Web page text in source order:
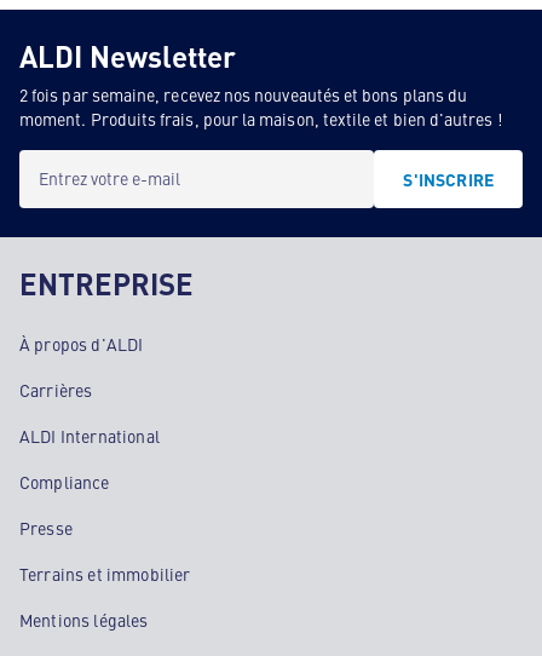
ALDI Newsletter
2 fois par semaine, recevez nos nouveautés et bons plans du
moment. Produits frais, pour la maison, textile et bien d'autres !
Entrez votre e-mail S'INSCRIRE
ENTREPRISE
À propos d'ALDI
Carrières
ALDI International
Compliance
Presse
Terrains et immobilier
Mentions légales